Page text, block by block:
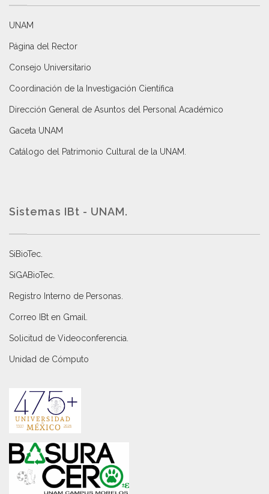
UNAM
Página del Rector
Consejo Universitario
Coordinación de la Investigación Científica
Dirección General de Asuntos del Personal Académico
Gaceta UNAM
Catálogo del Patrimonio Cultural de la UNAM.
Sistemas IBt - UNAM.
SiBioTec
SiGABioTec.
Registro Interno de Personas
Correo IBt en Gmail
Solicitud de Videoconferencia.
Unidad de Cómputo